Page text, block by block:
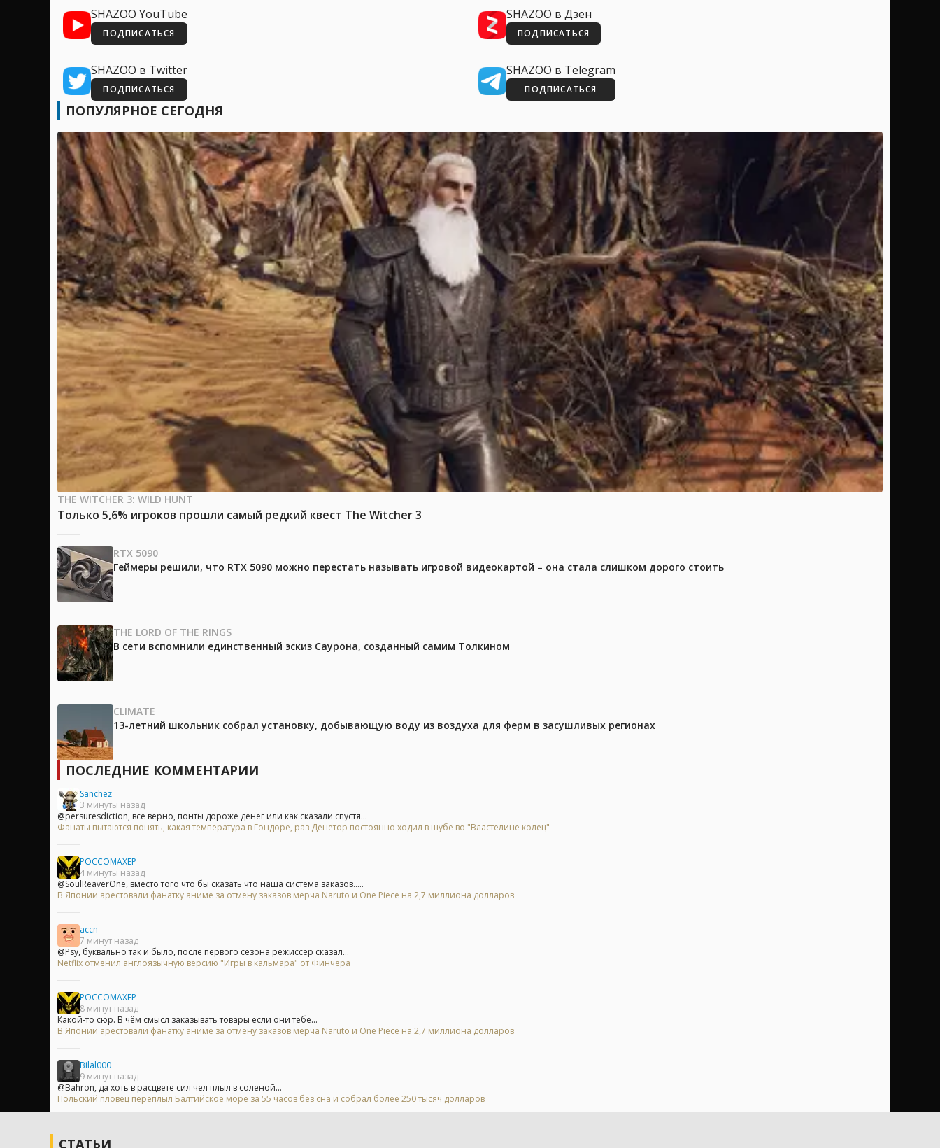
SHAZOO YouTube
ПОДПИСАТЬСЯ
SHAZOO в Дзен
ПОДПИСАТЬСЯ
SHAZOO в Twitter
ПОДПИСАТЬСЯ
SHAZOO в Telegram
ПОДПИСАТЬСЯ
ПОПУЛЯРНОЕ СЕГОДНЯ
THE WITCHER 3: WILD HUNT
Только 5,6% игроков прошли самый редкий квест The Witcher 3
RTX 5090
Геймеры решили, что RTX 5090 можно перестать называть игровой видеокартой – она стала слишком дорого стоить
THE LORD OF THE RINGS
В сети вспомнили единственный эскиз Саурона, созданный самим Толкином
CLIMATE
13-летний школьник собрал установку, добывающую воду из воздуха для ферм в засушливых регионах
ПОСЛЕДНИЕ КОММЕНТАРИИ
Sanchez
3 минуты назад
@persuresdiction, все верно, понты дороже денег или как сказали спустя...
Фанаты пытаются понять, какая температура в Гондоре, раз Денетор постоянно ходил в шубе во "Властелине колец"
POCCOMAXEP
4 минуты назад
@SoulReaverOne, вместо того что бы сказать что наша система заказов.....
В Японии арестовали фанатку аниме за отмену заказов мерча Naruto и One Piece на 2,7 миллиона долларов
accn
7 минут назад
@Psy, буквально так и было, после первого сезона режиссер сказал...
Netflix отменил англоязычную версию "Игры в кальмара" от Финчера
POCCOMAXEP
8 минут назад
Какой-то сюр. В чём смысл заказывать товары если они тебе...
В Японии арестовали фанатку аниме за отмену заказов мерча Naruto и One Piece на 2,7 миллиона долларов
Bilal000
9 минут назад
@Bahron, да хоть в расцвете сил чел плыл в соленой...
Польский пловец переплыл Балтийское море за 55 часов без сна и собрал более 250 тысяч долларов
СТАТЬИ